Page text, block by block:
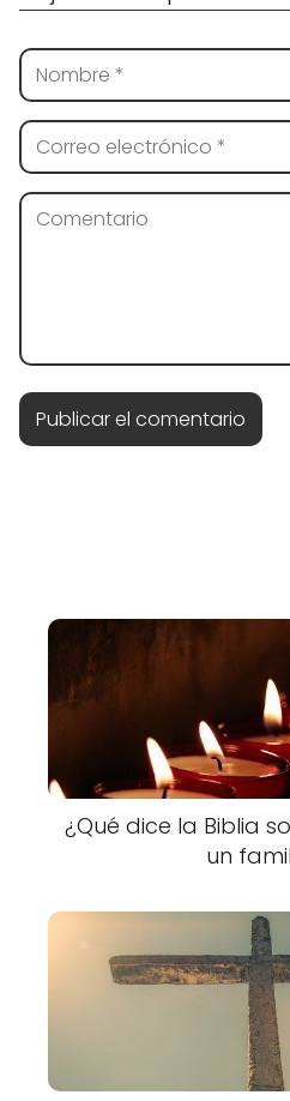
¿Qué dice la Biblia
un